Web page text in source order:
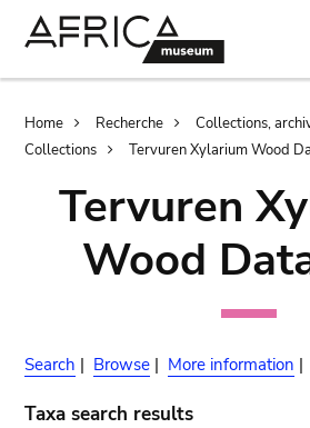
Breadcrumb
Home Recherche
Collections,
Collections
Tervuren Xylarium Wood
Tervuren
Wood
Search | Browse | More information |
Taxa search results